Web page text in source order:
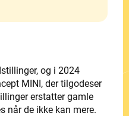
og i 2024
MINI, der tilgodeser
erstatter gamle
når de ikke kan mere.